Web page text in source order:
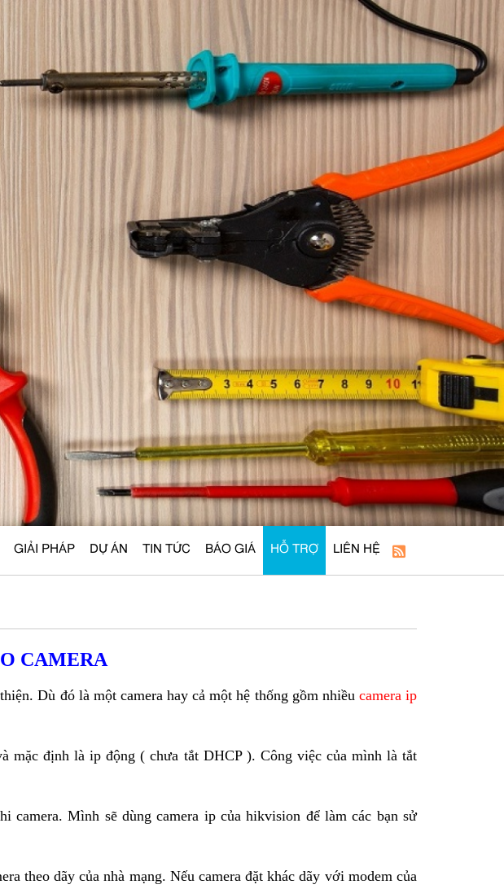
GIẢI PHÁP DỰ ÁN TIN TỨC BÁO GIÁ HỖ TRỢ LIÊN HỆ
CAMERA
Dù đó là một camera hay cả một hệ thống gồm nhiều camera ip
mặc định là ip động ( chưa tắt DHCP ). Công việc của mình là tắt
camera. Mình sẽ dùng camera ip của hikvision để làm các bạn sử
theo dãy của nhà mạng. Nếu camera đặt khác dãy với modem của